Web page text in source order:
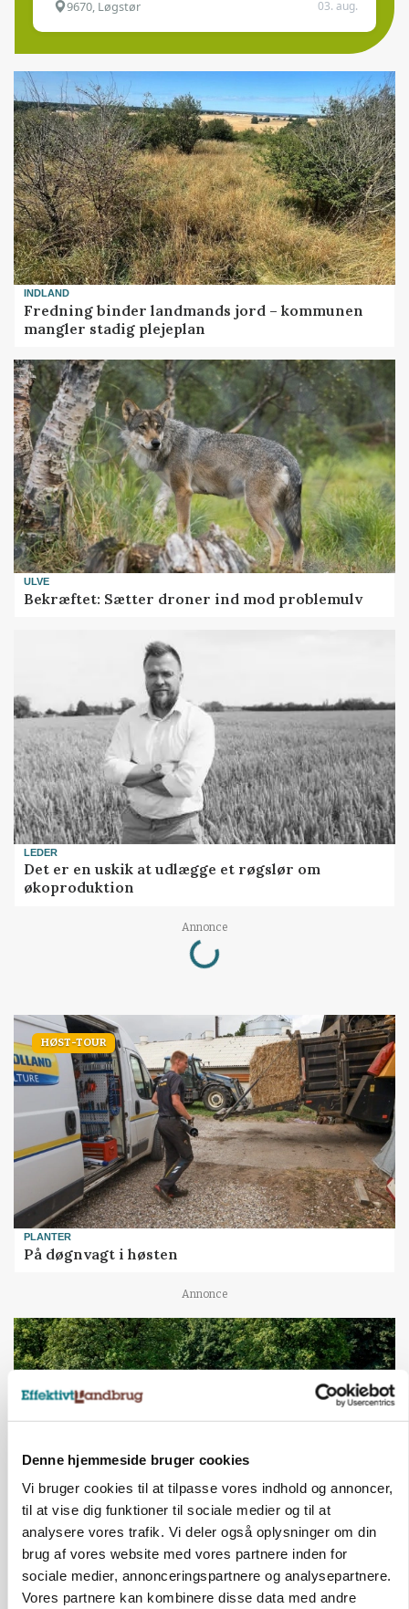
Denne hjemmeside bruger cookies
Vi bruger cookies til at tilpasse vores indhold og annoncer,
til at vise dig funktioner til sociale medier og til at
analysere vores trafik. Vi deler også oplysninger om din
brug af vores website med vores partnere inden for
sociale medier, annonceringspartnere og analysepartnere.
Vores partnere kan kombinere disse data med andre
9670, Løgstør 03. aug.
INDLAND
Fredning binder landmands jord – kommunen
mangler stadig plejeplan
ULVE
Bekræftet: Sætter droner ind mod problemulv
LEDER
Det er en uskik at udlægge et røgslør om
økoproduktion
Annonce
Loading...
HØST-TOUR
PLANTER
På døgnvagt i høsten
Annonce
MASKINER
Forserie til selvkørende skårlægger afprøves i år
Annonce